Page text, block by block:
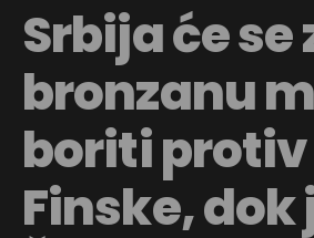
Srbija će se
bronzanu
boriti protiv
Finske, dok